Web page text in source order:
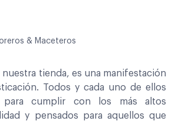
& Maceteros
tienda, es una manifestación
Todos y cada uno de ellos
para cumplir con los más altos
y pensados para aquellos que